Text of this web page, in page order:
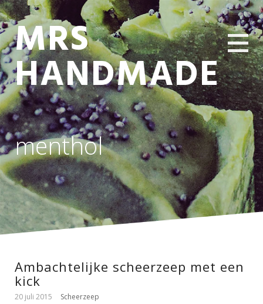
MRS
HANDMADE
menthol
Ambachtelijke scheerzeep met een
kick
20 juli 2015 Scheerzeep